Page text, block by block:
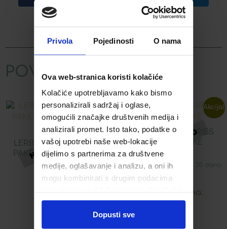
Privola Pojedinosti O nama
Ova web-stranica koristi kolačiće
Kolačiće upotrebljavamo kako bismo
personalizirali sadržaj i oglase,
omogućili značajke društvenih medija i
analizirali promet. Isto tako, podatke o
vašoj upotrebi naše web-lokacije
dijelimo s partnerima za društvene
medije, oglašavanje i analizu, a oni ih
mogu kombinirati s drugim podacima
ste upotrebljavali njihove usluge.
Dopusti sve
Email
POVEZANI PROIZVODI
LERBOLARIO BERRIES
PAKET LIMENA KUTIJA
MAXI
Akcija!
LERBOLARIO BERRIES
KREMA ZA RUKE
Najniža cijena u zadnjih 30 dana:
Snižena cijena: